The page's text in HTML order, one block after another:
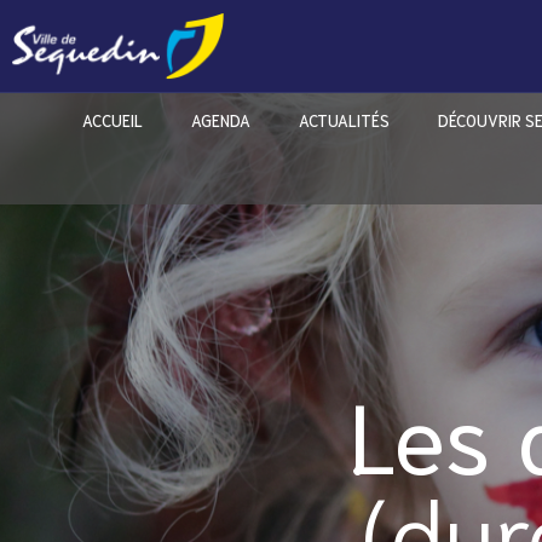
ACCUEIL AGENDA ACTUALITÉS DÉCOUVRIR
Les